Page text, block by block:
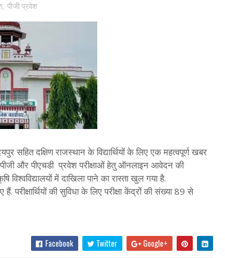
, पीजी प्रवेश
दक्षिण राजस्थान के विद्यार्थियों के लिए एक महत्वपूर्ण खबर
और पीएचडी प्रवेश परीक्षाओं हेतु ऑनलाइन आवेदन की
में दाखिला पाने का रास्ता खुल गया है.
परीक्षार्थियों की सुविधा के लिए परीक्षा केंद्रों की संख्या 89 से
Facebook Twitter Google+